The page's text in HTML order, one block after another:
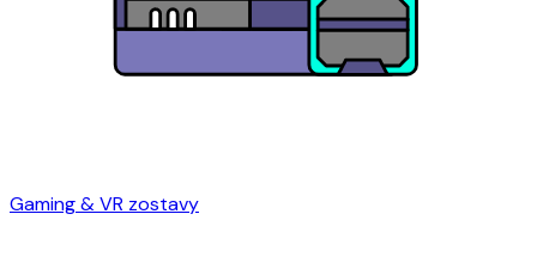
Gaming & VR zostavy